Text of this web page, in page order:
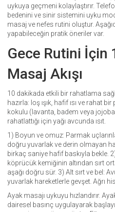
uykuya geçmeni kolaylaştırır.
bedenini ve sinir sistemini uyku
masaj ve nefes rutini oluştur.
yapabileceğin pratik öneriler var.
Gece Rutini İçin
Masaj Akışı
10 dakikada etkili bir rahatlama
hazırla: loş ışık, hafif ısı ve rahat
kokulu (lavanta, badem veya jojoba)
rahatlattığı için yağı avcunda ısıt.
1) Boyun ve omuz: Parmak
doğru yuvarlak ve derin olmayan
birkaç saniye hafif baskıyla bekle. 2)
köprücük kemiğinin altından sırt
aşağı doğru sür. 3) Alt sırt ve bel:
yuvarlak hareketlerle gevşet. Ağrı
Ayak masajı uykuyu hızlandırır.
dairesel basınç uygulayarak